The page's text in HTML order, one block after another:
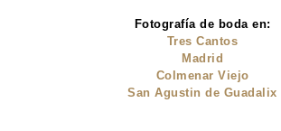
Fotografía de boda en:
Tres Cantos
Madrid
Colmenar Viejo
San Agustin de Guadalix